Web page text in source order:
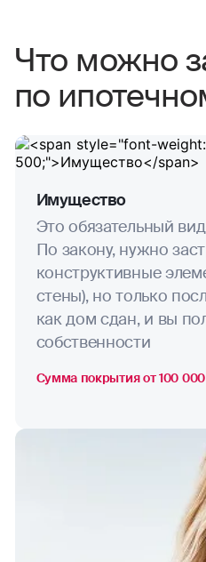
Что можно
по
Имущество
Это обязательный
По закону, нужно
конструктивные
стены), но только
как дом сдан, и вы
собственности
Сумма покрытия от 100